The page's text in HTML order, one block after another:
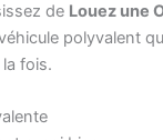
de Louez une
polyvalent
fois.